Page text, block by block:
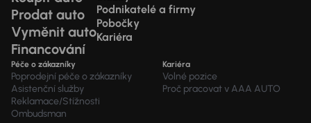
Prodat auto
Vyměnit auto
Financování
Podnikatelé a firmy
Pobočky
Kariéra
Péče o zákazníky
Poprodejní péče o zákazníky
Asistenční služby
Reklamace/Stížnosti
Ombudsman
Kariéra
Volné pozice
Proč pracovat v AAA AUTO